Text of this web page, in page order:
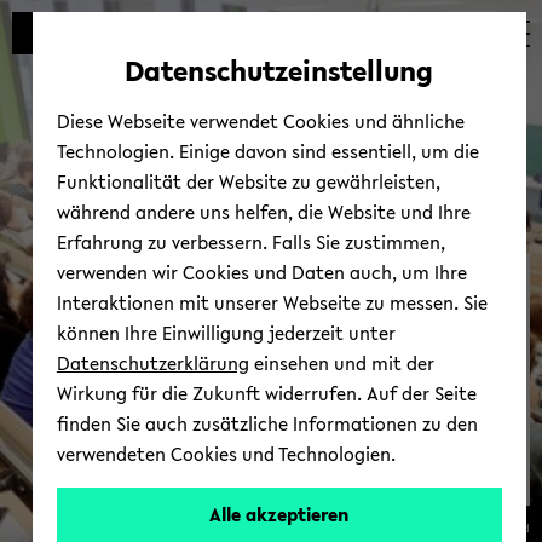
Automatische
vermeiden
skip
main
skip
main
skip
footer
Qua­li­täts­ma­nage­ment
Stu­di­um und Lehre
© Uni­ver­si­tät Bie­le­feld
Datenschutzeinstellung
Diese Webseite verwendet Cookies und ähnliche
Technologien. Einige davon sind essentiell, um die
Funktionalität der Website zu gewährleisten,
während andere uns helfen, die Website und Ihre
Erfahrung zu verbessern. Falls Sie zustimmen,
verwenden wir Cookies und Daten auch, um Ihre
Interaktionen mit unserer Webseite zu messen. Sie
können Ihre Einwilligung jederzeit unter
Datenschutzerklärung einsehen und mit der
Wirkung für die Zukunft widerrufen. Auf der Seite
finden Sie auch zusätzliche Informationen zu den
verwendeten Cookies und Technologien.
Alle akzeptieren